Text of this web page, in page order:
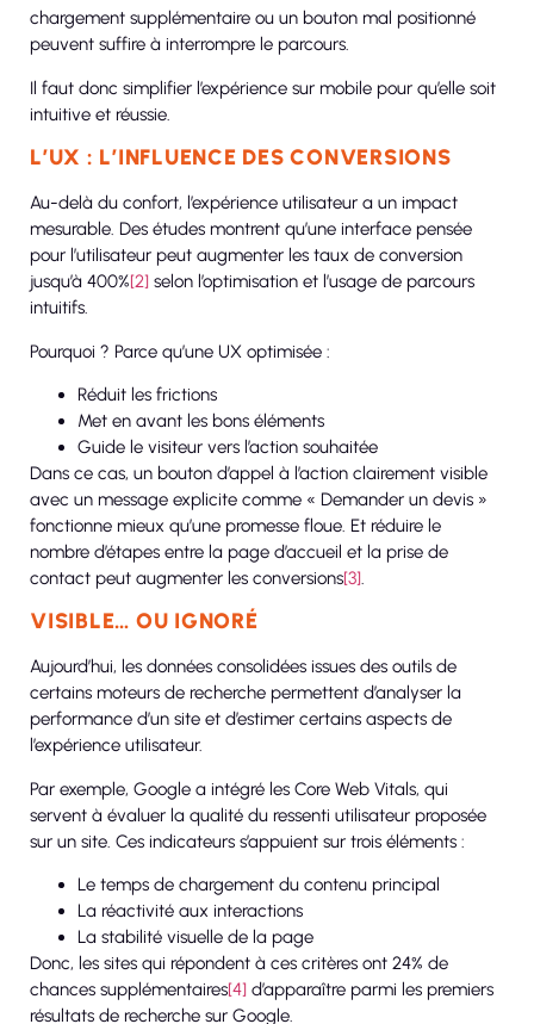
chargement supplémentaire ou un bouton mal positionné
peuvent suffire à interrompre le parcours.
Il faut donc simplifier l’expérience sur mobile pour qu’elle soit
intuitive et réussie.
L’UX : L’INFLUENCE DES CONVERSIONS
Au-delà du confort, l’expérience utilisateur a un impact
mesurable. Des études montrent qu’une interface pensée
pour l’utilisateur peut augmenter les taux de conversion
jusqu’à 400%[2] selon l’optimisation et l’usage de parcours
intuitifs.
Pourquoi ? Parce qu’une UX optimisée :
Réduit les frictions
Met en avant les bons éléments
Guide le visiteur vers l’action souhaitée
Dans ce cas, un bouton d’appel à l’action clairement visible
avec un message explicite comme « Demander un devis »
fonctionne mieux qu’une promesse floue. Et réduire le
nombre d’étapes entre la page d’accueil et la prise de
contact peut augmenter les conversions[3].
VISIBLE… OU IGNORÉ
Aujourd’hui, les données consolidées issues des outils de
certains moteurs de recherche permettent d’analyser la
performance d’un site et d’estimer certains aspects de
l’expérience utilisateur.
Par exemple, Google a intégré les Core Web Vitals, qui
servent à évaluer la qualité du ressenti utilisateur proposée
sur un site. Ces indicateurs s’appuient sur trois éléments :
Le temps de chargement du contenu principal
La réactivité aux interactions
La stabilité visuelle de la page
Donc, les sites qui répondent à ces critères ont 24% de
chances supplémentaires[4] d’apparaître parmi les premiers
résultats de recherche sur Google.